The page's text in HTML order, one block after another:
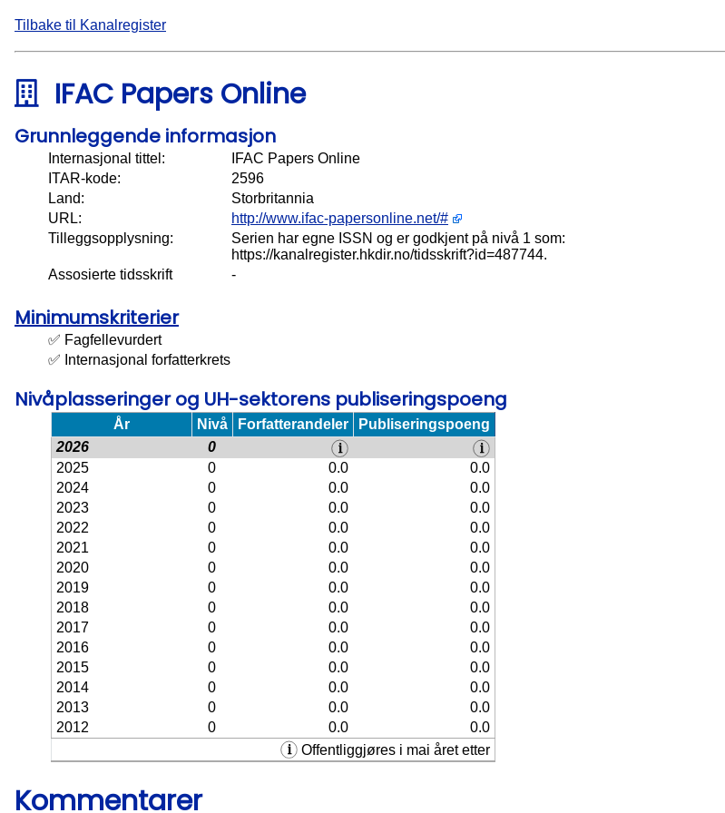
Tilbake til Kanalregister
IFAC Papers Online
Grunnleggende informasjon
Internasjonal tittel:
IFAC Papers Online
ITAR-kode:
2596
Land:
Storbritannia
URL:
http://www.ifac-papersonline.net/#
Tilleggsopplysning:
Serien har egne ISSN og er godkjent på nivå 1 som:
https://kanalregister.hkdir.no/tidsskrift?id=487744.
Assosierte tidsskrift
-
Minimumskriterier
✅ Fagfellevurdert
✅ Internasjonal forfatterkrets
Nivåplasseringer og UH-sektorens publiseringspoeng
År Nivå Forfatterandeler
Publiseringspoeng
2026
0
2025
0 0.0
0.0
2024
0 0.0
0.0
2023
0 0.0
0.0
2022
0 0.0
0.0
2021
0 0.0
0.0
2020
0 0.0
0.0
2019
0 0.0
0.0
2018
0 0.0
0.0
2017
0 0.0
0.0
2016
0 0.0
0.0
2015
0 0.0
0.0
2014
0 0.0
0.0
2013
0 0.0
0.0
2012
0 0.0
0.0
Offentliggjøres i mai året etter
Kommentarer